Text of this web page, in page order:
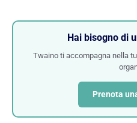
Hai bisogno di
Twaino ti accompagna nella
Prenota